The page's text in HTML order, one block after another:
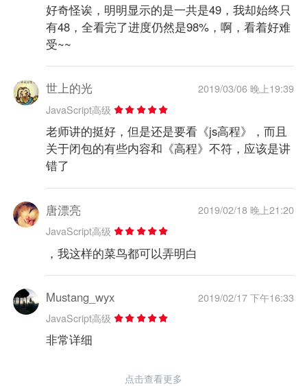
好奇怪诶，明明显示的是一共是49，我却始终只
有48，全看完了进度仍然是98%，啊，看着好难
受~~
世上的光
2019/03/06 晚上19:39
JavaScript高级
老师讲的挺好，但是还是要看《js高程》，而且
关于闭包的有些内容和《高程》不符，应该是讲
错了
唐漂亮
2019/02/18 晚上21:20
JavaScript高级
，我这样的菜鸟都可以弄明白
Mustang_wyx
2019/02/17 下午16:33
JavaScript高级
非常详细
点击查看更多